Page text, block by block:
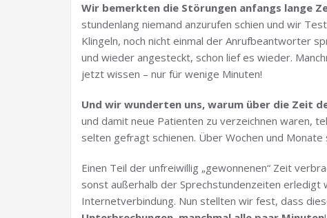
Wir bemerkten die Störungen anfangs lange
stundenlang niemand anzurufen schien und wir
Klingeln, noch nicht einmal der Anrufbeantworter
und wieder angesteckt, schon lief es wieder.
jetzt wissen – nur für wenige Minuten!
Und wir wunderten uns, warum über die Zeit
und damit neue Patienten zu verzeichnen waren,
selten gefragt schienen. Über Wochen und
Einen Teil der unfreiwillig „gewonnenen“ Zeit
sonst außerhalb der Sprechstundenzeiten erledigt
Internetverbindung. Nun stellten wir fest, dass